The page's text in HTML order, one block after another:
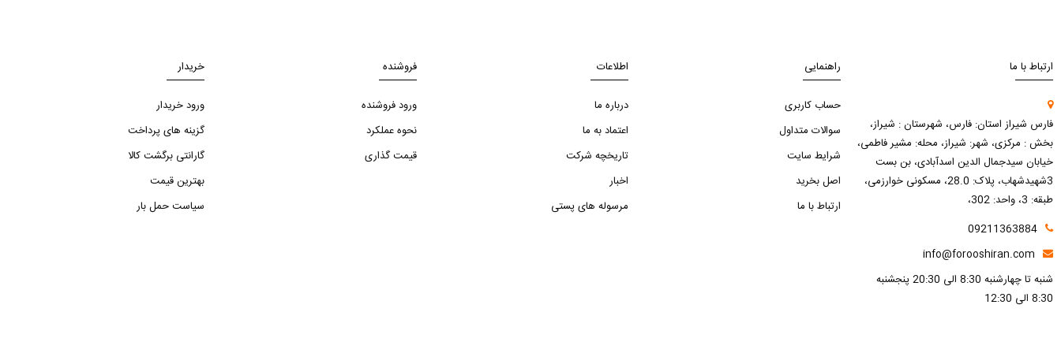
ارتباط با ما
فارس شیراز استان: فارس، شهرستان : شیراز،
بخش : مرکزی، شهر: شیراز، محله: مشیر فاطمی،
خیابان سیدجمال الدین اسدآبادی، بن بست
3شهیدشهاب، پلاک: 28.0، مسکونی خوارزمی،
طبقه: 3، واحد: 302،
09211363884
info@forooshiran.com
شنبه تا چهارشنبه 8:30 الی 20:30 پنجشنبه
8:30 الی 12:30
راهنمایی
حساب کاربری
سوالات متداول
شرایط سایت
اصل بخرید
ارتباط با ما
اطلاعات
درباره ما
اعتماد به ما
تاریخچه شرکت
اخبار
مرسوله های پستی
فروشنده
ورود فروشنده
نحوه عملکرد
قیمت گذاری
خریدار
ورود خریدار
گزینه های پرداخت
گارانتی برگشت کالا
بهترین قیمت
سیاست حمل بار